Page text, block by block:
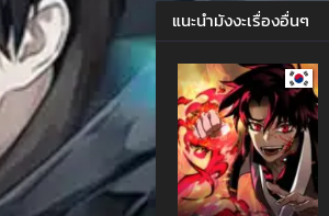
แนะนำมังงะเรื่องอื่นๆ